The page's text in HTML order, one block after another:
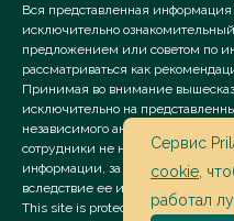
Вся представленная
исключительно
предложением или советом по
рассматриваться как
Принимая во внимание
исключительно на
независимого анализа. Сервис
сотрудники не несут
информации, за прямой или
вследствие ее использования.
This site is protected by
Сервис
cookie ,
работал